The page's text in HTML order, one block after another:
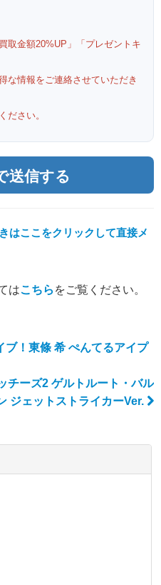
取金額20%UP」「プレゼントキ
な情報をご連絡させていただき
ださい。
はここをクリックして直接メ
はこちら をご覧ください。
ブ！東條 希 ぺんてるアイプ
チーズ2 ゲルトルート・バル
ジェットストライカーVer.